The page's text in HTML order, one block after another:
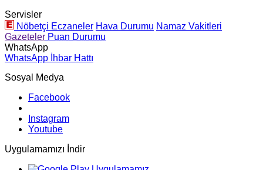
Servisler
Nöbetçi Eczaneler Hava Durumu Namaz Vakitleri
Gazeteler Puan Durumu
WhatsApp
WhatsApp İhbar Hattı
Sosyal Medya
Facebook
Instagram
Youtube
Uygulamamızı İndir